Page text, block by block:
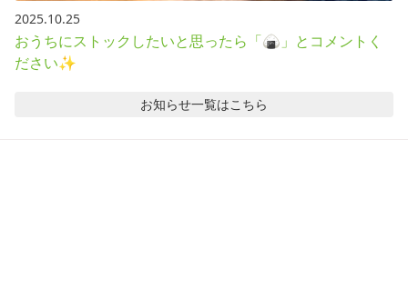
2025.10.25
おうちにストックしたいと思ったら「🍙」とコメントく
ださい✨
お知らせ一覧はこちら